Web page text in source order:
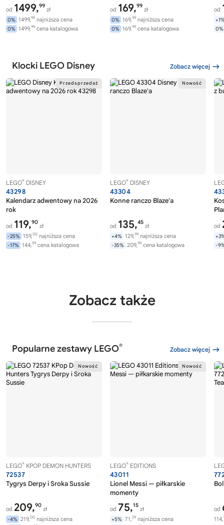
od 1499,99
zł
0% 1499,99 najniższa cena
0% 1499,99 cena katalogowa
od 169,99
zł
0% 169,99 najniższa cena
0% 169,99 cena katalogowa
od
0%
Klocki LEGO Disney Zobacz więcej
LEGO® DISNEY
43298
Kalendarz adwentowy na 2026
rok
od 119,90
zł
-25% 159,00 najniższa cena
-17% 144,99 cena katalogowa
LEGO® DISNEY
43304
Konne ranczo Blaze'a
od 135,45
zł
+4% 129,99 najniższa cena
-35% 209,99 cena katalogowa
od
-
Zobacz także
Popularne zestawy LEGO® Zobacz więcej
LEGO® KPOP DEMON HUNTERS
72537
Tygrys Derpy i Sroka Sussie
od 209,90
zł
-4% 219,00 najniższa cena
LEGO® EDITIONS
43011
Lionel Messi — piłkarskie
momenty
od 75,15
zł
+5% 71,29 najniższa cena
od
114,